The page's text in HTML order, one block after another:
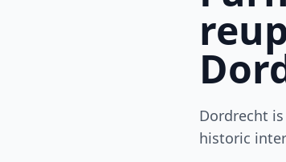
Dordrecht
historic